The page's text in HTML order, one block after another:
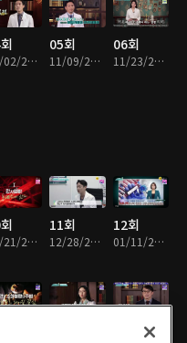
11/02/2023 • 45분
05회
11/09/2023 • 45분
06회
11/23/2023 • 45분
12/21/2023 • 45분
11회
12/28/2023 • 45분
12회
01/11/2024 • 45분